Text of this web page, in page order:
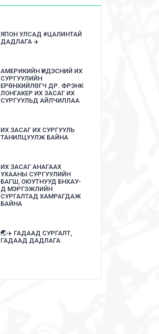
ЯПОН УЛСАД #ЦАЛИНТАЙ
ДАДЛАГА ✈️
АМЕРИКИЙН ҮНДЭСНИЙ ИХ
СУРГУУЛИЙН
ЕРӨНХИЙЛӨГЧ ДР. ФРЭНК
ЛОНГАКЕР ИХ ЗАСАГ ИХ
СУРГУУЛЬД АЙЛЧИЛЛАА
ИХ ЗАСАГ ИХ СУРГУУЛЬ
ТАНИЛЦУУЛЖ БАЙНА
ИХ ЗАСАГ АНАГААХ
УХААНЫ СУРГУУЛИЙН
БАГШ, ОЮУТНУУД БНХАУ-
Д МЭРГЭЖЛИЙН
СУРГАЛТАД ХАМРАГДАЖ
БАЙНА
🌏✈️ ГАДААД СУРГАЛТ,
ГАДААД ДАДЛАГА